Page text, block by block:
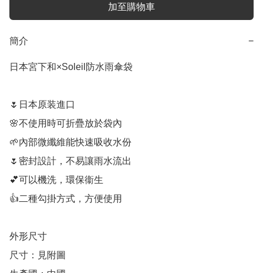
加至購物車
簡介 −
日本宮下和×Soleil防水雨傘袋
🌷日本原装進口
🌸不使用時可折疊放於袋內
🌱內部微纖維能快速吸收水份
🌷密封設計，不易讓雨水流出
💕可以機洗，環保衞生
👍二種勾掛方式，方便使用
外形尺寸
尺寸：見附圖